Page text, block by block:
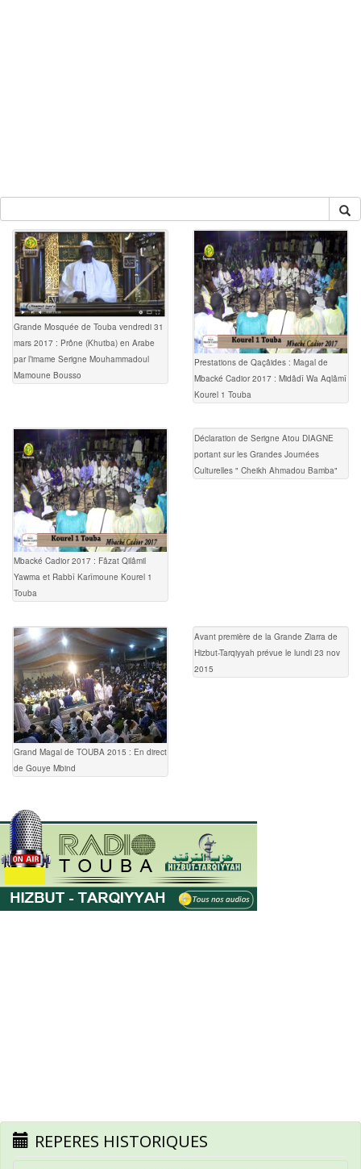
Grande Mosquée de Touba vendredi 31
mars 2017 : Prône (Khutba) en Arabe
par l’imame Serigne Mouhammadoul
Mamoune Bousso
Prestations de Qaçâides : Magal de
Mbacké Cadior 2017 : Midâdî Wa Aqlâmî
Kourel 1 Touba
Mbacké Cadior 2017 : Fâzat Qilâmil
Yawma et Rabbî Karîmoune Kourel 1
Touba
Déclaration de Serigne Atou DIAGNE
portant sur les Grandes Journées
Culturelles " Cheikh Ahmadou Bamba"
Grand Magal de TOUBA 2015 : En direct
de Gouye Mbind
Avant première de la Grande Ziarra de
Hizbut-Tarqiyyah prévue le lundi 23 nov
2015
REPERES HISTORIQUES